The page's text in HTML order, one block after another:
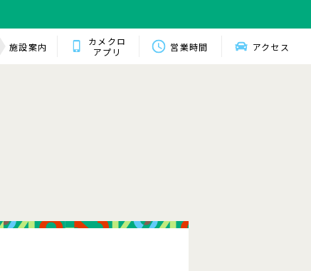
施設案内
カメクロ
アプリ
営業時間 アクセス